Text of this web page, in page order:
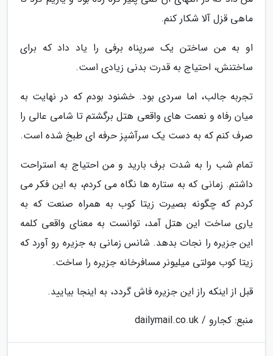
ماهی قزل آلا شکار کنم.
او به من ساختن یک سرپناه برفی را یاد داد که برای
ساختنش، احتیاج به قدرت بدنی زیادی است.
تجربه جالب، اما سردی بود. خشنود بودم که در نهایت به
میان رفاه و نعمت های واقعی هتل برگشتم تا شامی عالی را
صرف کنم که به دست یک سرآشپز حرفه ای طبخ شده است.
تمام شب را به شدت برف بارید و من احتیاج به استراحت
داشتم. زمانی که به ستاره ها نگاه می کردم، به این فکر می
کردم که چگونه بصیرت زیتا کوب به همراه صنعت که به
یاری ساخت این هتل آمد، توانست به معنای واقعی کلمه
این جزیره را نجات بدهد. شانس زمانی به جزیره رو آورد که
زیتا کوب مولتی میلیونر مسافرخانه جزیره را ساخت.
قبل از اینکه راز این جزیره فاش گردد، به اینجا بیایید.
منبع: کجارو / dailymail.co.uk